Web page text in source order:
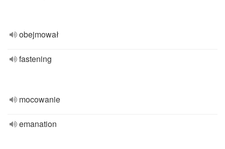
obejmował
fastening
mocowanie
emanation